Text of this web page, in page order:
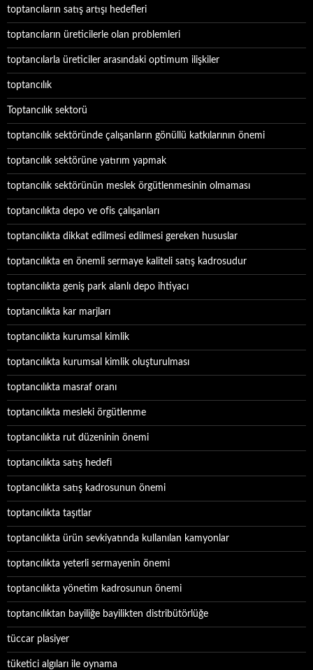
toptancıların satış artışı hedefleri
toptancıların üreticilerle olan problemleri
toptancılarla üreticiler arasındaki optimum ilişkiler
toptancılık
Toptancılık sektorü
toptancılık sektöründe çalışanların gönüllü katkılarının önemi
toptancılık sektörüne yatırım yapmak
toptancılık sektörünün meslek örgütlenmesinin olmaması
toptancılıkta depo ve ofis çalışanları
toptancılıkta dikkat edilmesi edilmesi gereken hususlar
toptancılıkta en önemli sermaye kaliteli satış kadrosudur
toptancılıkta geniş park alanlı depo ihtiyacı
toptancılıkta kar marjları
toptancılıkta kurumsal kimlik
toptancılıkta kurumsal kimlik oluşturulması
toptancılıkta masraf oranı
toptancılıkta mesleki örgütlenme
toptancılıkta rut düzeninin önemi
toptancılıkta satış hedefi
toptancılıkta satış kadrosunun önemi
toptancılıkta taşıtlar
toptancılıkta ürün sevkiyatında kullanılan kamyonlar
toptancılıkta yeterli sermayenin önemi
toptancılıkta yönetim kadrosunun önemi
toptancılıktan bayiliğe bayilikten distribütörlüğe
tüccar plasiyer
tüketici algıları ile oynama